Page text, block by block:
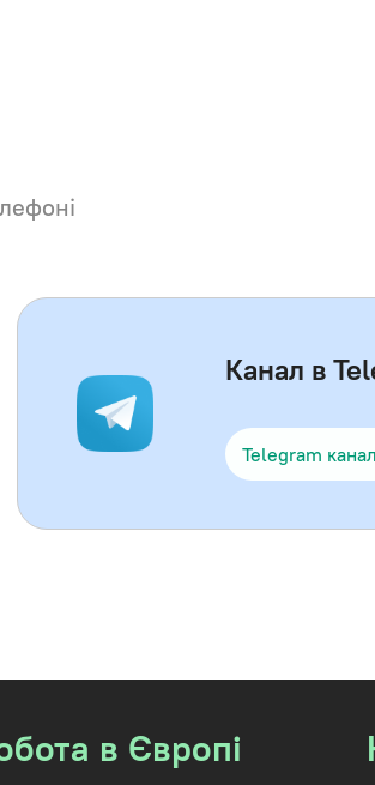
Канал в
Telegram
в Європі